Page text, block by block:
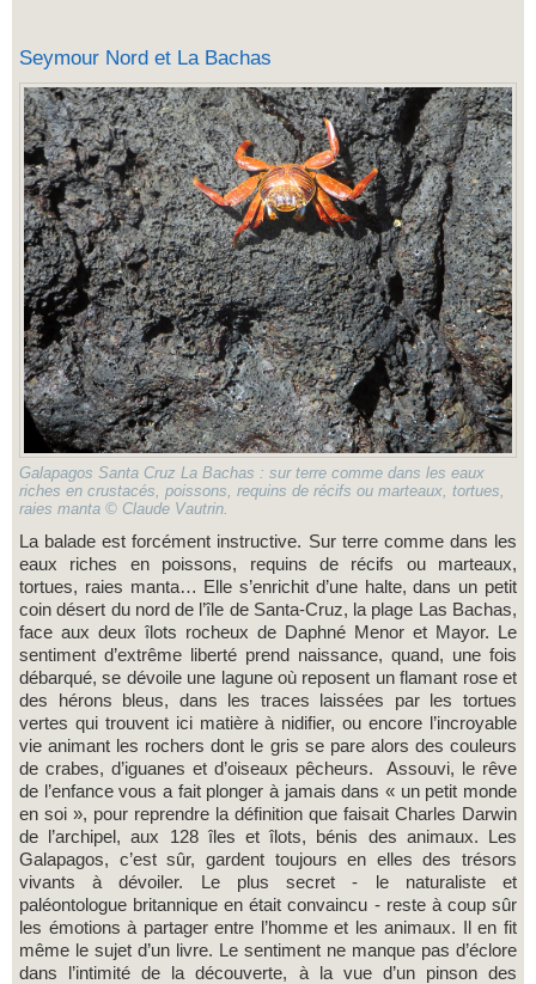
Seymour Nord et La Bachas
Galapagos Santa Cruz La Bachas : sur terre comme dans les eaux
riches en crustacés, poissons, requins de récifs ou marteaux, tortues,
raies manta © Claude Vautrin.
La balade est forcément instructive. Sur terre comme dans les
eaux riches en poissons, requins de récifs ou marteaux,
tortues, raies manta… Elle s’enrichit d’une halte, dans un petit
coin désert du nord de l’île de Santa-Cruz, la plage Las Bachas,
face aux deux îlots rocheux de Daphné Menor et Mayor. Le
sentiment d’extrême liberté prend naissance, quand, une fois
débarqué, se dévoile une lagune où reposent un flamant rose et
des hérons bleus, dans les traces laissées par les tortues
vertes qui trouvent ici matière à nidifier, ou encore l’incroyable
vie animant les rochers dont le gris se pare alors des couleurs
de crabes, d’iguanes et d’oiseaux pêcheurs. Assouvi, le rêve
de l’enfance vous a fait plonger à jamais dans « un petit monde
en soi », pour reprendre la définition que faisait Charles Darwin
de l’archipel, aux 128 îles et îlots, bénis des animaux. Les
Galapagos, c’est sûr, gardent toujours en elles des trésors
vivants à dévoiler. Le plus secret - le naturaliste et
paléontologue britannique en était convaincu - reste à coup sûr
les émotions à partager entre l’homme et les animaux. Il en fit
même le sujet d’un livre. Le sentiment ne manque pas d’éclore
dans l’intimité de la découverte, à la vue d’un pinson des